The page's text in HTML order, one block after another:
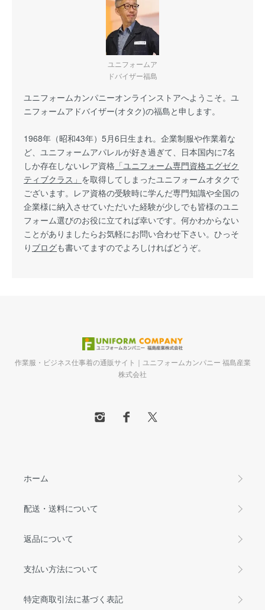
ユニフォームア
ドバイザー福島
ユニフォームカンパニーオンラインストアへようこそ。ユ
ニフォームアドバイザー(オタク)の福島と申します。
1968年（昭和43年）5月6日生まれ。企業制服や作業着な
ど、ユニフォームアパレルが好き過ぎて、日本国内に7名
しか存在しないレア資格 「ユニフォーム専門資格エグゼク
ティブクラス」 を取得してしまったユニフォームオタクで
ございます。レア資格の受験時に学んだ専門知識や全国の
企業様に納入させていただいた経験が少しでも皆様のユニ
フォーム選びのお役に立てれば幸いです。何かわからない
ことがありましたらお気軽にお問い合わせ下さい。ひっそ
り ブログも書いてますのでよろしければどうぞ。
作業服・ビジネス仕事着の通販サイト｜ユニフォームカンパニー 福島産業
株式会社
ホーム
配送・送料について
返品について
支払い方法について
特定商取引法に基づく表記